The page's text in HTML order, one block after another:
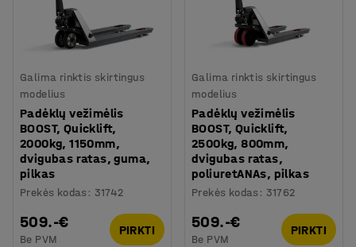
Galima rinktis skirtingus
modelius
Padėklų vežimėlis
BOOST, Quicklift,
2000kg, 1150mm,
dvigubas ratas, guma,
pilkas
Prekės kodas : 31742
509.-€
Be PVM
PIRKTI
Galima rinktis skirtingus
modelius
Padėklų vežimėlis
BOOST, Quicklift,
2500kg, 800mm,
dvigubas ratas,
poliuretANAs, pilkas
Prekės kodas : 31762
509.-€
Be PVM
PIRKTI